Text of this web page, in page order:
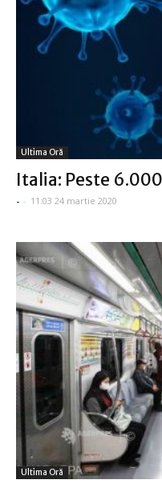
Ultima Oră
Italia: Peste
- - 11:03 24 martie 2020
Ultima Oră